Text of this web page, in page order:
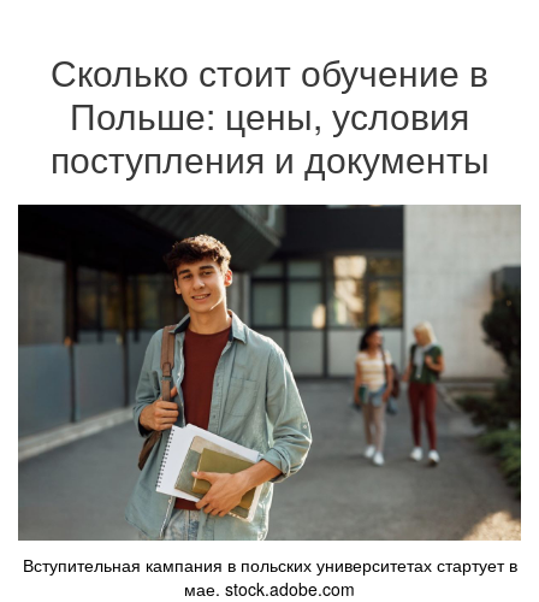
Сколько стоит обучение в
Польше: цены, условия
поступления и документы
Вступительная кампания в польских университетах стартует в
мае. stock.adobe.com